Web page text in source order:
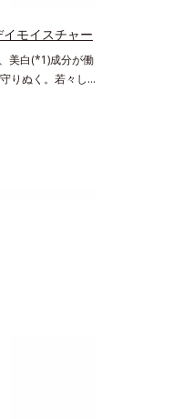
ンの生成を抑
ォッシュ除く）
ズの保湿力*3 年
るおいによる*5
による*7 保湿成
ノバラエキス配
ページをご覧くだ
ら
モイスチャー
美白(*1)成分が働
りぬく。若々し
素と、年齢肌
して、明るくな
します。*1 メラ
カスを防ぐ*2 年